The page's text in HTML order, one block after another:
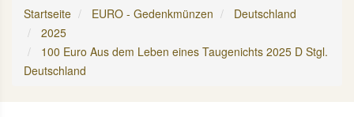
Startseite EURO - Gedenkmünzen
Deutschland
2025
100 Euro Aus dem Leben eines Taugenichts 2025 D Stgl.
Deutschland